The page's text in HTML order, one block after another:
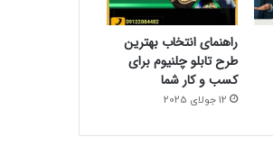
راهنمای انتخاب بهترین
طرح تابلو چلنیوم برای
کسب و کار شما
12 جولای 2025